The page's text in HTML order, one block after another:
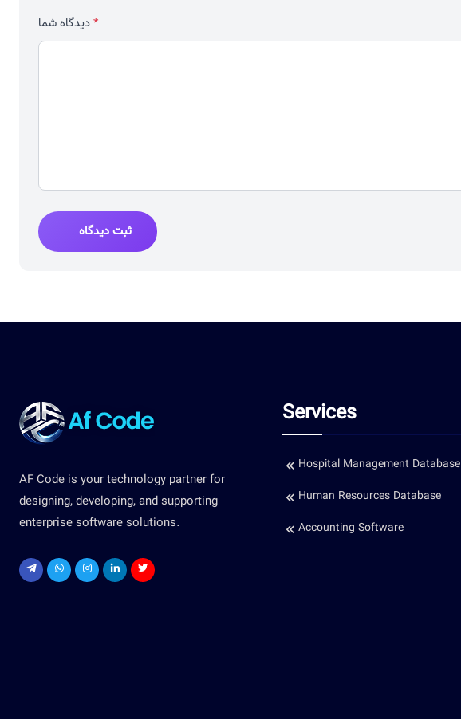
*
ثبت دیدگاه
AF Code is your technology partner for
designing, developing, and supporting
enterprise software solutions.
Services
Hospital Management Database
Human Resources Database
Accounting Software